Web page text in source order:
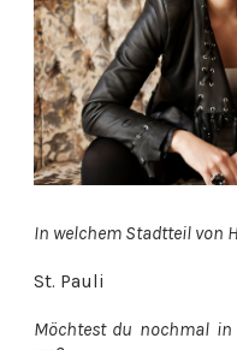
In welchem Stadtteil von
St. Pauli
Möchtest du nochmal in